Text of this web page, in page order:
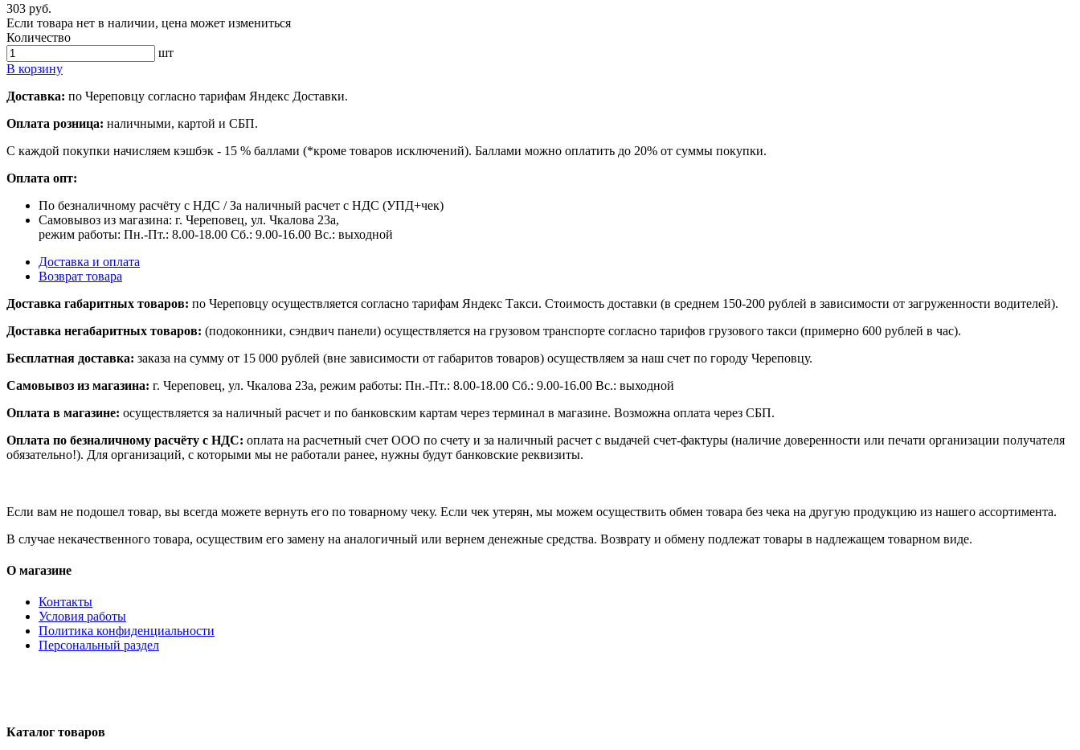
303 руб.
Если товара нет в наличии, цена может измениться
Количество
шт
В корзину
Доставка: по Череповцу согласно тарифам Яндекс Доставки.
Оплата розница: наличными, картой и СБП.
С каждой покупки начисляем кэшбэк - 15 % баллами (*кроме товаров исключений). Баллами можно оплатить до 20% от суммы покупки.
Оплата опт:
По безналичному расчёту с НДС / За наличный расчет с НДС (УПД+чек)
Самовывоз из магазина: г. Череповец, ул. Чкалова 23а,
режим работы: Пн.-Пт.: 8.00-18.00 Сб.: 9.00-16.00 Вс.: выходной
Доставка и оплата
Возврат товара
Доставка габаритных товаров: по Череповцу осуществляется согласно тарифам Яндекс Такси. Стоимость доставки (в среднем 150-200 рублей в зависимости от загруженности водителей).
Доставка негабаритных товаров: (подоконники, сэндвич панели) осуществляется на грузовом транспорте согласно тарифов грузового такси (примерно 600 рублей в час).
Бесплатная доставка: заказа на сумму от 15 000 рублей (вне зависимости от габаритов товаров) осуществляем за наш счет по городу Череповцу.
Самовывоз из магазина: г. Череповец, ул. Чкалова 23а, режим работы: Пн.-Пт.: 8.00-18.00 Сб.: 9.00-16.00 Вс.: выходной
Оплата в магазине: осуществляется за наличный расчет и по банковским картам через терминал в магазине. Возможна оплата через СБП.
Оплата по безналичному расчёту с НДС: оплата на расчетный счет ООО по счету и за наличный расчет с выдачей счет-фактуры (наличие доверенности или печати организации получателя
обязательно!). Для организаций, с которыми мы не работали ранее, нужны будут банковские реквизиты.
Если вам не подошел товар, вы всегда можете вернуть его по товарному чеку. Если чек утерян, мы можем осуществить обмен товара без чека на другую продукцию из нашего ассортимента.
В случае некачественного товара, осуществим его замену на аналогичный или вернем денежные средства. Возврату и обмену подлежат товары в надлежащем товарном виде.
О магазине
Контакты
Условия работы
Политика конфиденциальности
Персональный раздел
Каталог товаров